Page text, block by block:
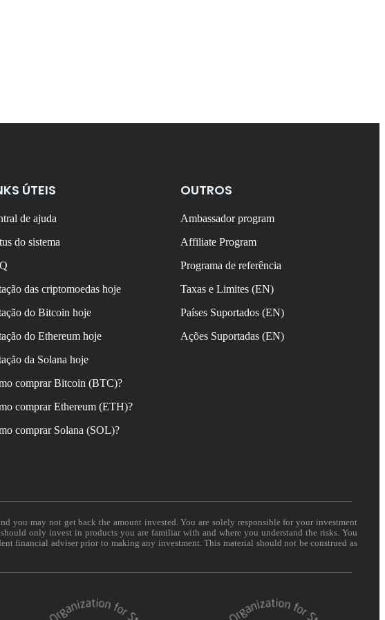
ÚTEIS
de ajuda
do sistema
das criptomoedas hoje
do Bitcoin hoje
do Ethereum hoje
da Solana hoje
comprar Bitcoin (BTC)?
comprar Ethereum (ETH)?
comprar Solana (SOL)?
OUTROS
Ambassador program
Affiliate Program
Programa de referência
Taxas e Limites (EN)
Países Suportados (EN)
Ações Suportadas (EN)
you may not get back the amount invested. You are solely responsible for your investment
only invest in products you are familiar with and where you understand the risks. You
financial adviser prior to making any investment. This material should not be construed as